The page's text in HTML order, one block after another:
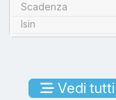
Scadenza
Isin
Vedi tutti